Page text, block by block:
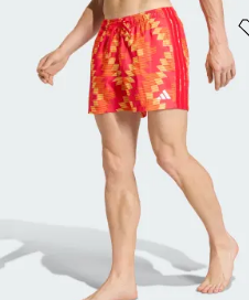
la lista de deseos